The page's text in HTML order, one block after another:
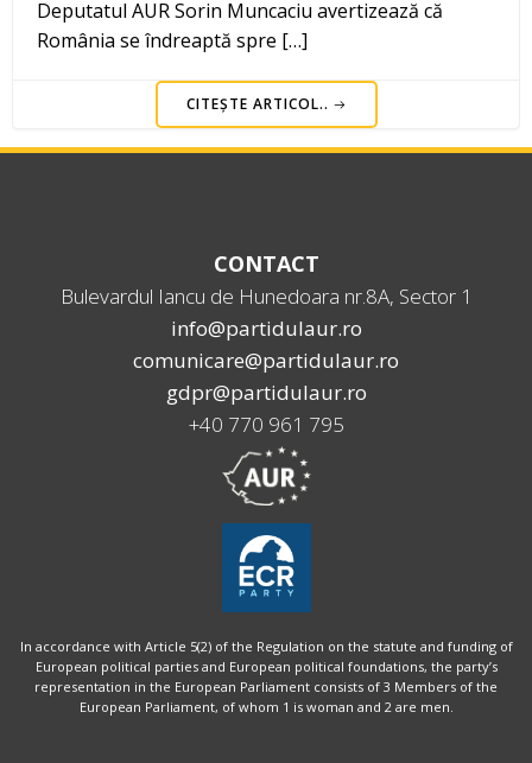
Deputatul AUR Sorin Muncaciu avertizează că
România se îndreaptă spre […]
CITEȘTE ARTICOL..
CONTACT
Bulevardul Iancu de Hunedoara nr.8A, Sector 1
info@partidulaur.ro
comunicare@partidulaur.ro
gdpr@partidulaur.ro
+40 770 961 795
In accordance with Article 5(2) of the Regulation on the statute and funding of
European political parties and European political foundations, the party’s
representation in the European Parliament consists of 3 Members of the
European Parliament, of whom 1 is woman and 2 are men.